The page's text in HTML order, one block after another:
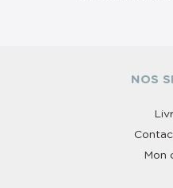
NOS
Mon